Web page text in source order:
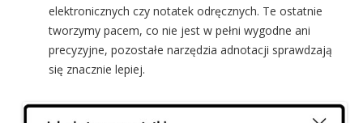
elektronicznych czy notatek odręcznych. Te ostatnie
tworzymy pacem, co nie jest w pełni wygodne ani
precyzyjne, pozostałe narzędzia adnotacji sprawdzają
się znacznie lepiej.